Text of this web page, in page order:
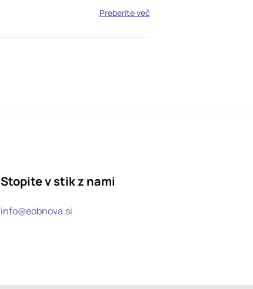
Preberite več
Stopite v stik z nami
info@eobnova.si